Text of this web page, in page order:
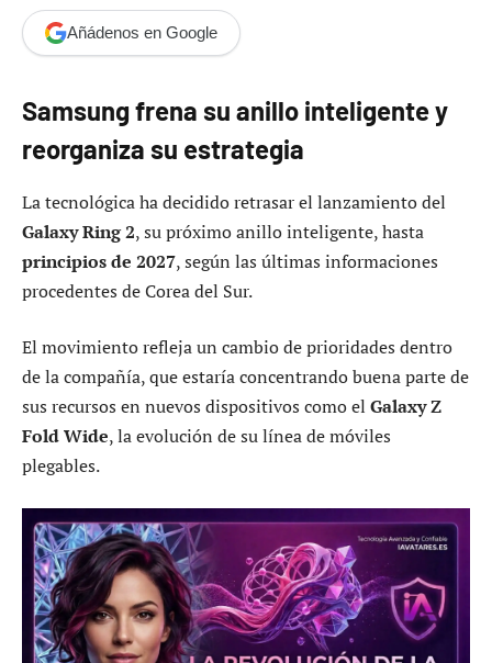
Añádenos en Google
Samsung frena su anillo inteligente y
reorganiza su estrategia
La tecnológica ha decidido retrasar el lanzamiento del
Galaxy Ring 2, su próximo anillo inteligente, hasta
principios de 2027, según las últimas informaciones
procedentes de Corea del Sur.
El movimiento refleja un cambio de prioridades dentro
de la compañía, que estaría concentrando buena parte de
sus recursos en nuevos dispositivos como el Galaxy Z
Fold Wide, la evolución de su línea de móviles
plegables.